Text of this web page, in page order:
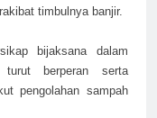
timbulnya banjir.
bijaksana dalam
turut berperan serta
pengolahan sampah